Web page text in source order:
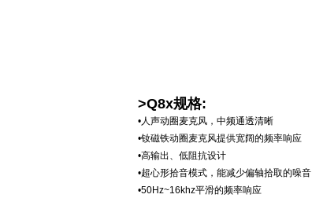
>Q8x规格:
•人声动圈麦克风，中频通透清晰
•钕磁铁动圈麦克风提供宽阔的频率响应
•高输出、低阻抗设计
•超心形拾音模式，能减少偏轴拾取的噪音
•50Hz~16khz平滑的频率响应